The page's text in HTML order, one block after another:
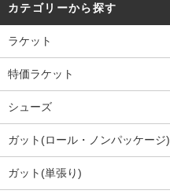
カテゴリーから探す
ラケット
特価ラケット
シューズ
ガット(ロール・ノンパッケージ)
ガット(単張り)